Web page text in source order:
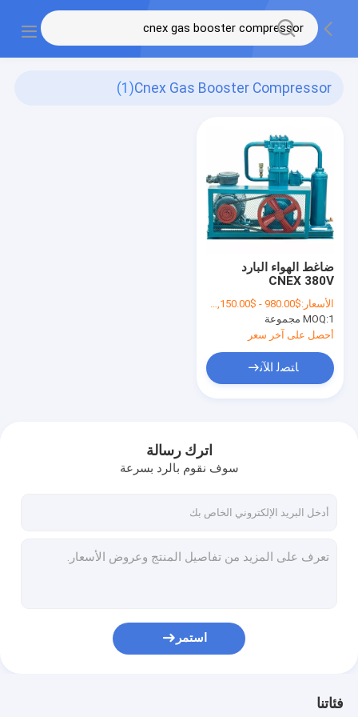
Cnex Gas Booster Compressor
(1)
ضاغط الهواء البارد
CNEX 380V
1220x680x960mm
LPG
الأسعار:$980.00 - $1,150.00 / Set
MOQ:1 مجموعة
أحصل على آخر سعر
ﺎﺘﺼﻟ ﺍﻶﻧ
اترك رسالة
سوف نقوم بالرد بسرعة
استمر
فئاتنا